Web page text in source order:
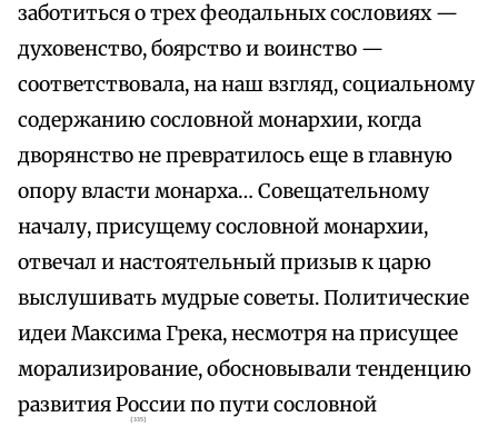
заботиться о трех феодальных сословиях —
духовенство, боярство и воинство —
соответствовала, на наш взгляд, социальному
содержанию сословной монархии, когда
дворянство не превратилось еще в главную
опору власти монарха… Совещательному
началу, присущему сословной монархии,
отвечал и настоятельный призыв к царю
выслушивать мудрые советы. Политические
идеи Максима Грека, несмотря на присущее
морализирование, обосновывали тенденцию
развития России по пути сословной
{335}